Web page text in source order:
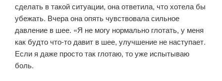
сделать в такой ситуации, она ответила, что хотела бы
убежать. Вчера она опять чувствовала сильное
давление в шее. «Я не могу нормально глотать, у меня
как будто что-то давит в шее, улучшение не наступает.
Если я даже просто так глотаю, то уже испытываю
боль.